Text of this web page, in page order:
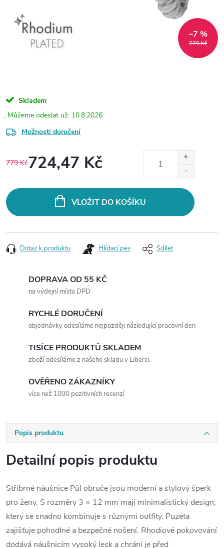
779 Kč
–7 %
Skladem
10.8.2026
Možnosti doručení
779 Kč724,47 Kč
VLOŽIT DO KOŠÍKU
Dotaz k produktu Hlídací pes Sdílet
DOPRAVA OD 55 KČ
na výdejní místa DPD
RYCHLÉ DORUČENÍ
objednávky odesíláme nejpozději následující pracovní den
TISÍCE PRODUKTŮ SKLADEM
zboží odesíláme z našeho skladu v Liberci.
OVĚŘENO ZÁKAZNÍKY
více než 1000 pozitivních recenzí
Popis produktu
Detailní popis produktu
Stříbrné náušnice Půl obruče jsou moderní a stylový šperk
pro ženy. S rozměry 3 × 12 mm mají minimalistický design,
který se snadno kombinuje s různými outfity. Puzeta
zajišťuje pohodlné a bezpečné nošení. Rhodiové pokovování
dodává náušnicím vysoký lesk a chrání je před